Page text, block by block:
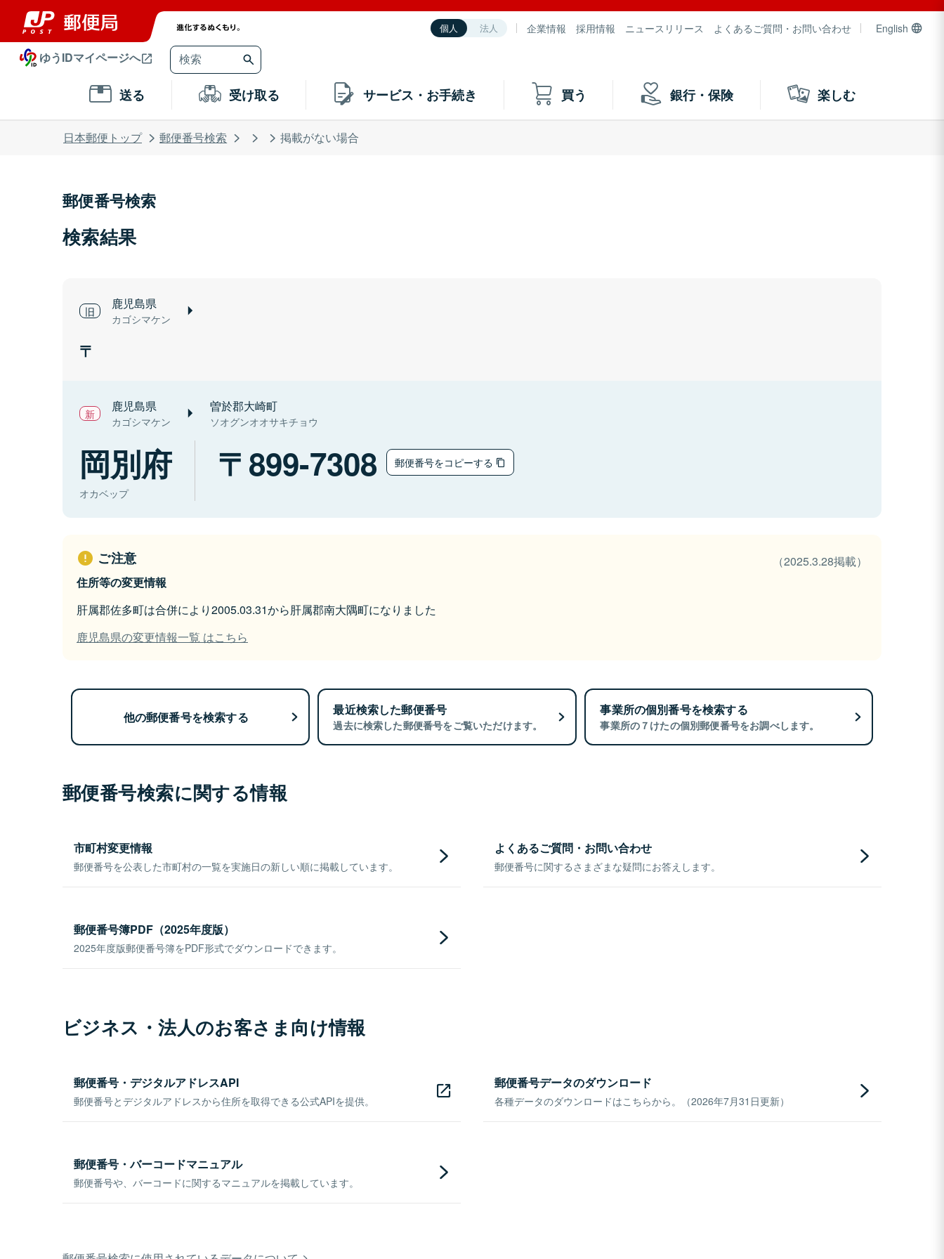
個人 法人 企業情報 採用情報 ニュースリリース よくあるご質問・お問い合わせ English
ゆうIDマイページへ
送る 受け取る サービス・お手続き 買う 銀行・保険 楽しむ
日本郵便トップ 郵便番号検索 掲載がない場合
郵便番号検索
検索結果
鹿児島県
カゴシマケン
鹿児島県
カゴシマケン
曽於郡大崎町
ソオグンオオサキチョウ
岡別府
オカベップ
899-7308 郵便番号をコピーする
ご注意
（2025.3.28掲載）
住所等の変更情報
肝属郡佐多町は合併により2005.03.31から肝属郡南大隅町になりました
鹿児島県の変更情報一覧 はこちら
他の郵便番号を検索する 最近検索した郵便番号
過去に検索した郵便番号をご覧いただけます。
事業所の個別番号を検索する
事業所の７けたの個別郵便番号をお調べします。
郵便番号検索に関する情報
市町村変更情報
郵便番号を公表した市町村の一覧を実施日の新しい順に掲載しています。
よくあるご質問・お問い合わせ
郵便番号に関するさまざまな疑問にお答えします。
郵便番号簿PDF（2025年度版）
2025年度版郵便番号簿をPDF形式でダウンロードできます。
ビジネス・法人のお客さま向け情報
郵便番号・デジタルアドレスAPI
郵便番号とデジタルアドレスから住所を取得できる公式APIを提供。
郵便番号データのダウンロード
各種データのダウンロードはこちらから。（2026年7月31日更新）
郵便番号・バーコードマニュアル
郵便番号や、バーコードに関するマニュアルを掲載しています。